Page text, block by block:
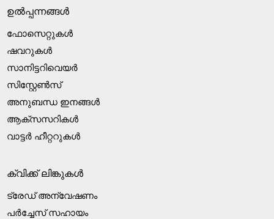
ഉൽപ്പന്നങ്ങൾ
ഫോസെറ്റുകൾ
ഷവറുകൾ
സാനിട്ടറിവെയർ
സിസ്റ്റേൺസ്
അനുബന്ധ ഇനങ്ങൾ
ആക്‌സസറികൾ
വാട്ടർ ഹീറ്ററുകൾ
ക്വിക്ക് ലിങ്കുകൾ
ട്രേഡ് അന്വേഷണം
പർച്ചേസ് സഹായം